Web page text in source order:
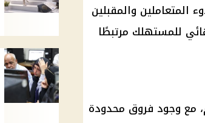
الهدوء المتعاملين والمقبلين
للمستهلك مرتبطًا
مع وجود فروق محدودة